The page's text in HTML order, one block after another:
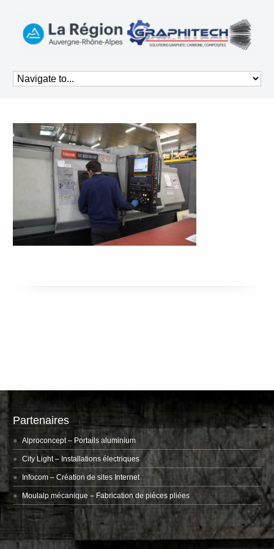
Partenaires
Alproconcept– Portails aluminium
City Light– Installations électriques
Infocom – Création de sites Internet
Moulalp mécanique – Fabrication de pièces pliées